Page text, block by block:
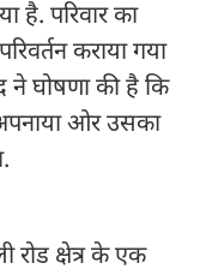
है. परिवार का
कराया गया
घोषणा की है कि
ओर उसका
रोड क्षेत्र के एक